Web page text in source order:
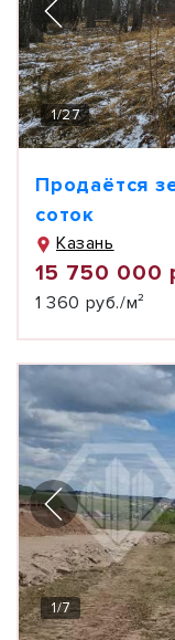
1/27
Продаётся
соток
Казань
15 750 000
1 360 руб./м²
1/7